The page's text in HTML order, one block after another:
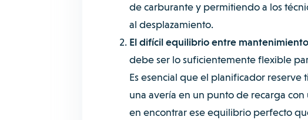
de carburante y permitiendo a los
al desplazamiento.
El difícil equilibrio entre
debe ser lo suficientemente flexible
Es esencial que el planificador
una avería en un punto de recarga
en encontrar ese equilibrio perfecto